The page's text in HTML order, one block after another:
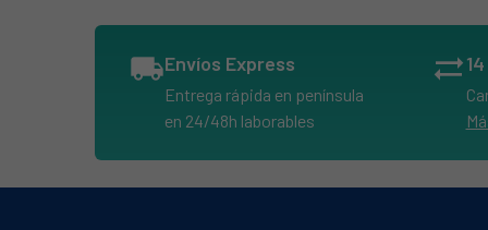
FAGOR, 2FC47NFX904017344
FAGOR, 2FC47XS904017317
FAGOR, 2FC48NFX
local_shippingEnvíos Express
Entrega rápida en península
en 24/48h laborables
sync_alt